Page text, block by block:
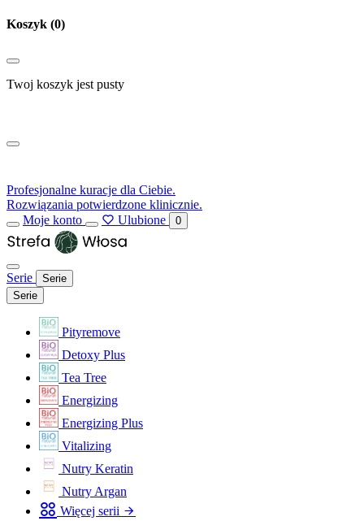
Koszyk (0)
Twoj koszyk jest pusty
Profesjonalne kuracje dla Ciebie.
Rozwiązania potwierdzone klinicznie.
Moje konto
Ulubione 0
Serie
Serie
Serie
Pityremove
Detoxy Plus
Tea Tree
Energizing
Energizing Plus
Vitalizing
Nutry Keratin
Nutry Argan
Więcej serii